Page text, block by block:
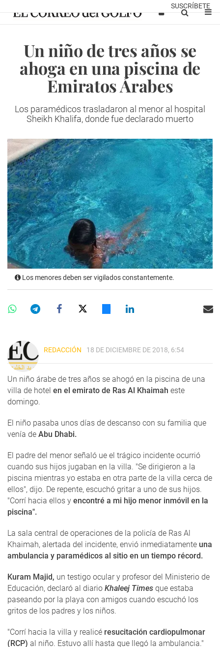
SUSCRÍBETE
Un niño de tres años se
ahoga en una piscina de
Emiratos Árabes
Los paramédicos trasladaron al menor al hospital
Sheikh Khalifa, donde fue declarado muerto
Los menores deben ser vigilados constantemente.
REDACCIÓN 18 DE DICIEMBRE DE 2018, 6:54
Un niño árabe de tres años se ahogó en la piscina de una
villa de hotel en el emirato de Ras Al Khaimah este
domingo.
El niño pasaba unos días de descanso con su familia que
venía de Abu Dhabi.
El padre del menor señaló ue el trágico incidente ocurrió
cuando sus hijos jugaban en la villa. "Se dirigieron a la
piscina mientras yo estaba en otra parte de la villa cerca de
ellos", dijo. De repente, escuchó gritar a uno de sus hijos.
"Corrí hacia ellos y encontré a mi hijo menor inmóvil en la
piscina".
La sala central de operaciones de la policía de Ras Al
Khaimah, alertada del incidente, envió inmediatamente una
ambulancia y paramédicos al sitio en un tiempo récord.
Kuram Majid, un testigo ocular y profesor del Ministerio de
Educación, declaró al diario Khaleej Times que estaba
paseando por la playa con amigos cuando escuchó los
gritos de los padres y los niños.
"Corrí hacia la villa y realicé resucitación cardiopulmonar
(RCP) al niño. Estuvo allí hasta que llegó la ambulancia."